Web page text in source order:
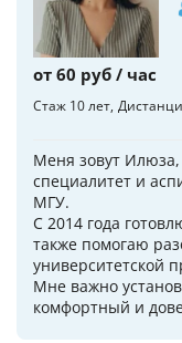
от 60 руб / час
Стаж 10 лет
Меня зовут
специалитет и
МГУ.
С 2014 года
также помогаю
университетской
Мне важно
комфортный и